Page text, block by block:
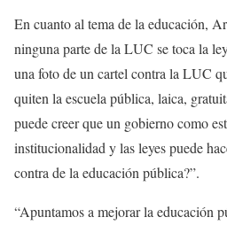
En cuanto al tema de la educación,
ninguna parte de la LUC se toca la
una foto de un cartel contra la LUC
quiten la escuela pública, laica,
puede creer que un gobierno como
institucionalidad y las leyes puede
contra de la educación pública?”.
“Apuntamos a mejorar la educación